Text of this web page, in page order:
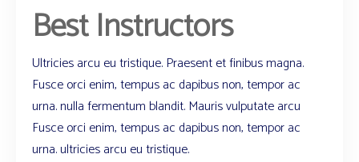
Best Instructors
Ultricies arcu eu tristique. Praesent et finibus magna.
Fusce orci enim, tempus ac dapibus non, tempor ac
urna. nulla fermentum blandit. Mauris vulputate arcu
Fusce orci enim, tempus ac dapibus non, tempor ac
urna. ultricies arcu eu tristique.